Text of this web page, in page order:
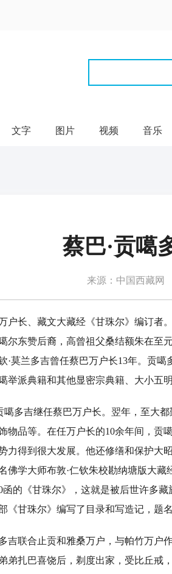
文字 图片 视频 音乐
蔡巴·贡噶
来源：中国西藏网
长、藏文大藏经《甘珠尔》编订者。
尔东赞后裔，高曾祖父桑结额朱在至
·莫兰多吉曾任蔡巴万户长13年。贡
举派典籍和其他显密宗典籍、大小五明
多吉继任蔡巴万户长。翌年，至大都
物品等。在任万户长的10余年间，贡
力得到很大发展。他还修缮和保护大
佛学大师布敦·仁钦朱校勘纳塘版大
函的《甘珠尔》，这就是被后世许多
《甘珠尔》编写了目录和写造记，题
联合止贡和雅桑万户，与帕竹万户
弟扎巴喜饶后，剃度出家，受比丘戒